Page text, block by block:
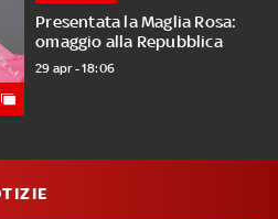
Presentata la Maglia Rosa:
omaggio alla Repubblica
29 apr - 18:06